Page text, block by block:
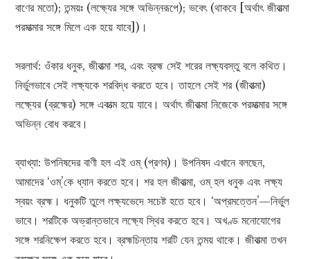
বাণের মতো); তন্ময়ঃ (লক্ষ্যের সঙ্গে অভিন্নরূপে); ভবেৎ (থাকবে [অর্থাৎ জীবাত্মা
পরমাত্মার সঙ্গে মিলে এক হয়ে যাবে])।
সরলার্থ: ওঁকার ধনুক, জীবাত্মা শর, এবং ব্রহ্ম সেই শরের লক্ষ্যবস্তু বলে কথিত।
নির্ভুলভাবে সেই লক্ষ্যকে শরবিদ্ধ করতে হবে। তাহলে সেই শর (জীবাত্মা)
লক্ষ্যের (ব্রহ্মের) সঙ্গে একাত্ম হয়ে যাবে। অর্থাৎ জীবাত্মা নিজেকে পরমাত্মার সঙ্গে
অভিন্ন বোধ করবে।
ব্যাখ্যা: উপনিষদের বাণী হল এই ওম্‌ (প্রণব)। উপনিষদ এখানে বলছেন,
আমাদের ‘ওম্‌’কে ধ্যান করতে হবে। শর হল জীবাত্মা, ওম্ হল ধনুক এবং লক্ষ্য
স্বয়ং ব্রহ্ম। ধনুকটি তুলে লক্ষ্যভেদে সচেষ্ট হতে হবে। ‘অপ্রমত্তেন’—নির্ভুল
ভাবে। শরটিকে অভ্রান্তভাবে লক্ষ্যে স্থির করতে হবে। অখণ্ড মনোযোগের
সঙ্গে শরনিক্ষেপ করতে হবে। ব্রহ্মচিন্তায় শরটি যেন তন্ময় থাকে। জীবাত্মা তখন